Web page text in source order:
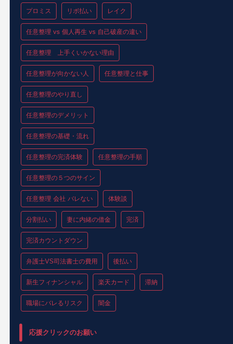
プロミス リボ払い レイク
任意整理 vs 個人再生 vs 自己破産の違い
任意整理 上手くいかない理由
任意整理が向かない人 任意整理と仕事
任意整理のやり直し
任意整理のデメリット
任意整理の基礎・流れ
任意整理の完済体験 任意整理の手順
任意整理の５つのサイン
任意整理 会社 バレない 体験談
分割払い 妻に内緒の借金 完済
完済カウントダウン
弁護士VS司法書士の費用 後払い
新生フィナンシャル 楽天カード 滞納
職場にバレるリスク 闇金
応援クリックのお願い